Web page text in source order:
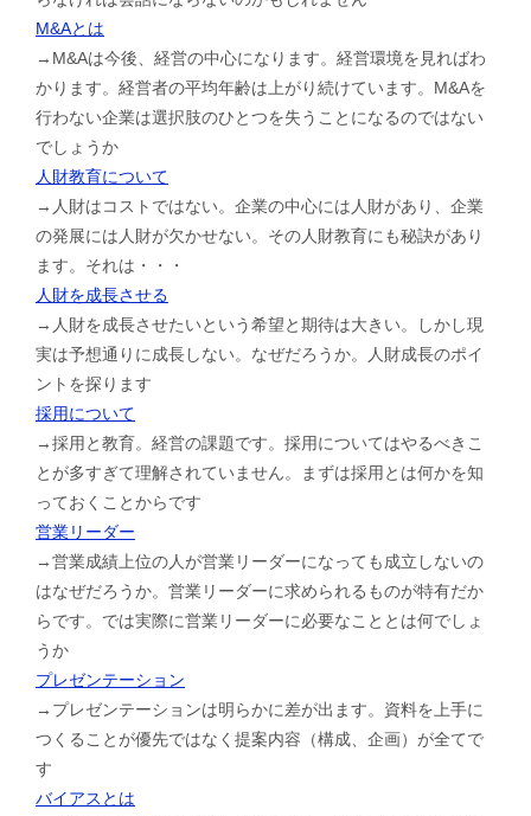
M&Aとは
→M&Aは今後、経営の中心になります。経営環境を見ればわ
かります。経営者の平均年齢は上がり続けています。M&Aを
行わない企業は選択肢のひとつを失うことになるのではない
でしょうか
人財教育について
→人財はコストではない。企業の中心には人財があり、企業
の発展には人財が欠かせない。その人財教育にも秘訣があり
ます。それは・・・
人財を成長させる
→人財を成長させたいという希望と期待は大きい。しかし現
実は予想通りに成長しない。なぜだろうか。人財成長のポイ
ントを探ります
採用について
→採用と教育。経営の課題です。採用についてはやるべきこ
とが多すぎて理解されていません。まずは採用とは何かを知
っておくことからです
営業リーダー
→営業成績上位の人が営業リーダーになっても成立しないの
はなぜだろうか。営業リーダーに求められるものが特有だか
らです。では実際に営業リーダーに必要なこととは何でしょ
うか
プレゼンテーション
→プレゼンテーションは明らかに差が出ます。資料を上手に
つくることが優先ではなく提案内容（構成、企画）が全てで
す
バイアスとは